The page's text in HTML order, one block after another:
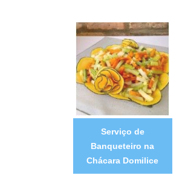
Serviço de
Banqueteiro na
Chácara Domilice